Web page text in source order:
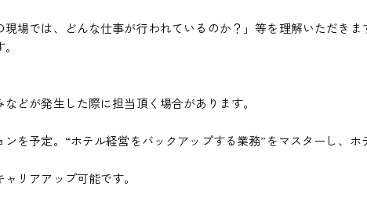
場では、どんな仕事が行われているのか？」等を理解いただきま
どが発生した際に担当頂く場合があります。
を予定。“ホテル経営をバックアップする業務”をマスターし、ホ
リアアップ可能です。